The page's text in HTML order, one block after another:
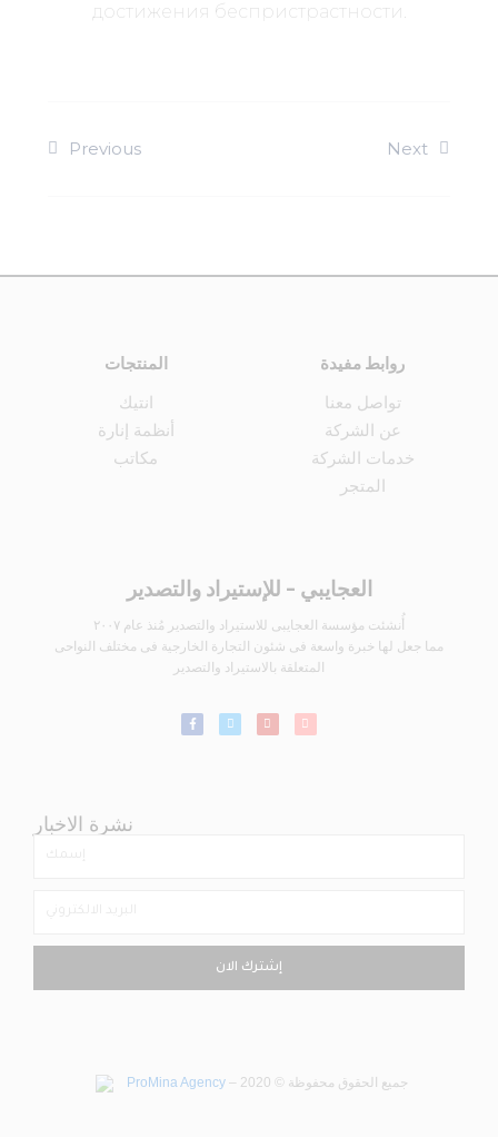
достижения беспристрастности.
Previous Next
المنتجات
انتيك
أنظمة إنارة
مكاتب
روابط مفيدة
تواصل معنا
عن الشركة
خدمات الشركة
المتجر
العجايبي - للإستيراد والتصدير
أُنشئت مؤسسة العجايبى للاستيراد والتصدير مُنذ عام ٢٠٠٧
مما جعل لها خبرة واسعة فى شئون التجارة الخارجية فى مختلف النواحى
المتعلقة بالاستيراد والتصدير
نشرة الاخبار
إشترك الان
ProMina Agency – جميع الحقوق محفوظة © 2020